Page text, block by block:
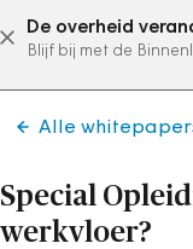
De overheid
Blijf bij met de
Alle
Special
werkvloer?